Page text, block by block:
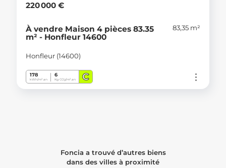
220 000 €
À vendre Maison 4 pièces 83.35
m² - Honfleur 14600
83,35 m²
Honfleur (14600)
178
kWh/m².an
6
Kg CO2/m².an C
Foncia a trouvé d’autres biens
dans des villes à proximité